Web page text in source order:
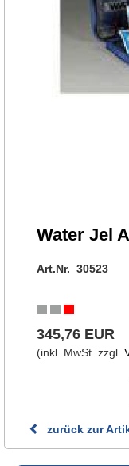
Water Jel
Art.Nr. 30523
345,76 EUR
(inkl. MwSt. zzgl.
zurück zur